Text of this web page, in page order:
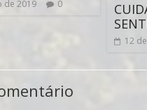
de 2019 0
12